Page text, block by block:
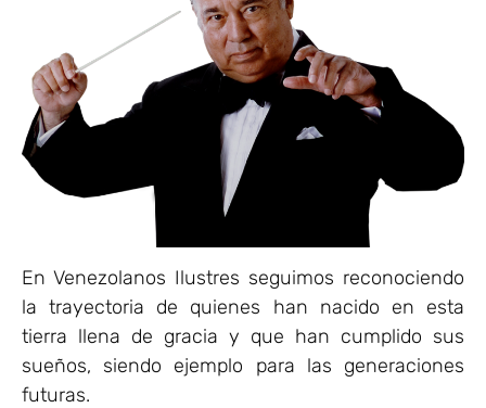
En Venezolanos Ilustres seguimos reconociendo
la trayectoria de quienes han nacido en esta
tierra llena de gracia y que han cumplido sus
sueños, siendo ejemplo para las generaciones
futuras.